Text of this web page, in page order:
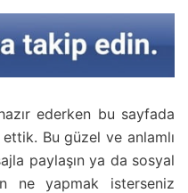
ederken bu sayfada
Bu güzel ve anlamlı
paylaşın ya da sosyal
ne yapmak isterseniz